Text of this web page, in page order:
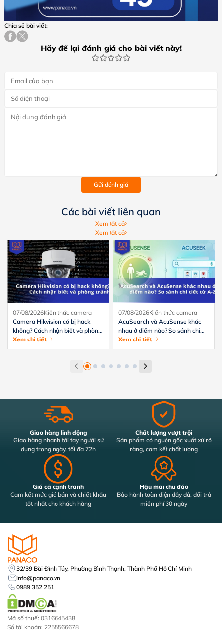
Chia sẻ bài viết:
Hãy để lại đánh giá cho bài viết này!
Gửi đánh giá
Các bài viết liên quan
Xem tất cả
Xem tất cả
07/08/2026Kiến thức camera
Camera Hikvision có bị hack
không? Cách nhận biết và phòng
tránh hiệu quả
Xem chi tiết
07/08/2026Kiến thức camera
AcuSearch và AcuSense khác
nhau ở điểm nào? So sánh chi
tiết từ A-Z
Xem chi tiết
Giao hàng linh động
Giao hàng nhanh tới tay người sử
dụng trong ngày, tối đa 72h
Chất lượng vượt trội
Sản phẩm có nguồn gốc xuất xứ rõ
ràng, cam kết chất lượng
Giá cả cạnh tranh
Cam kết mức giá bán và chiết khấu
tốt nhất cho khách hàng
Hậu mãi chu đáo
Bảo hành toàn diện đầy đủ, đổi trả
miễn phí 30 ngày
32/39 Bùi Đình Túy, Phường Bình Thạnh, Thành Phố Hồ Chí Minh
info@panaco.vn
0989 352 251
Mã số thuế: 0316645438
Số tài khoản: 2255566678